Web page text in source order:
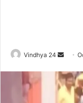
Vindhya 24
Send
email